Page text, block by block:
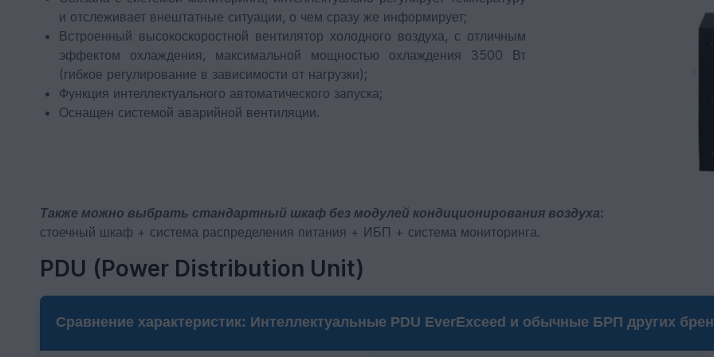
и отслеживает внештатные ситуации, о чем сразу же информирует;
Встроенный высокоскоростной вентилятор холодного воздуха, с отличным
эффектом охлаждения, максимальной мощностью охлаждения 3500 Вт
(гибкое регулирование в зависимости от нагрузки);
Функция интеллектуального автоматического запуска;
Оснащен системой аварийной вентиляции.
Также можно выбрать стандартный шкаф без модулей кондиционирования воздуха:
стоечный шкаф + система распределения питания + ИБП + система мониторинга.
PDU (Power Distribution Unit)
Сравнение характеристик: Интеллектуальные PDU EverExceed и обычные БРП других